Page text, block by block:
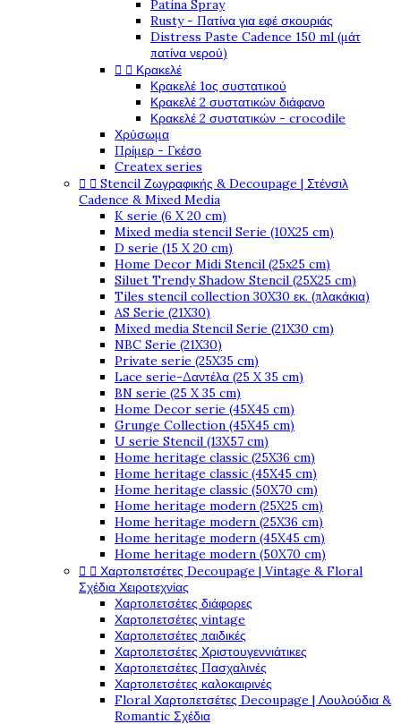
Patina Spray
Rusty - Πατίνα για εφέ σκουριάς
Distress Paste Cadence 150 ml (μάτ
πατίνα νερού)
  Κρακελέ
Κρακελέ 1ος συστατικού
Κρακελέ 2 συστατικών διάφανο
Κρακελέ 2 συστατικών - crocodile
Χρύσωμα
Πρίμερ - Γκέσο
Createx series
  Stencil Ζωγραφικής & Decoupage | Στένσιλ
Cadence & Mixed Media
K serie (6 X 20 cm)
Mixed media stencil Serie (10X25 cm)
D serie (15 X 20 cm)
Home Decor Midi Stencil (25x25 cm)
Siluet Trendy Shadow Stencil (25X25 cm)
Tiles stencil collection 30X30 εκ. (πλακάκια)
AS Serie (21X30)
Mixed media Stencil Serie (21X30 cm)
NBC Serie (21X30)
Private serie (25X35 cm)
Lace serie-Δαντέλα (25 X 35 cm)
BN serie (25 X 35 cm)
Home Decor serie (45X45 cm)
Grunge Collection (45X45 cm)
U serie Stencil (13X57 cm)
Home heritage classic (25X36 cm)
Home heritage classic (45X45 cm)
Home heritage classic (50X70 cm)
Home heritage modern (25X25 cm)
Home heritage modern (25X36 cm)
Home heritage modern (45X45 cm)
Home heritage modern (50X70 cm)
  Χαρτοπετσέτες Decoupage | Vintage & Floral
Σχέδια Χειροτεχνίας
Χαρτοπετσέτες διάφορες
Χαρτοπετσέτες vintage
Χαρτοπετσέτες παιδικές
Χαρτοπετσέτες Χριστουγεννιάτικες
Χαρτοπετσέτες Πασχαλινές
Χαρτοπετσέτες καλοκαιρινές
Floral Χαρτοπετσέτες Decoupage | Λουλούδια &
Romantic Σχέδια